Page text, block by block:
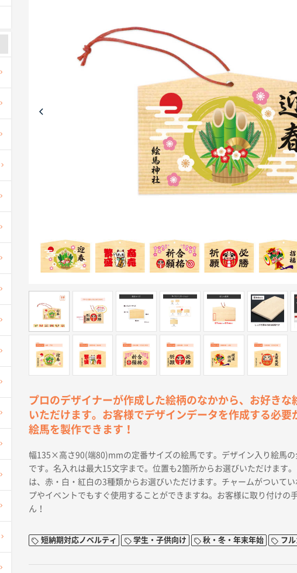
プロのデザイナーが作成した絵柄のなかから、お好きな
いただけます。お客様でデザインデータを作成する必要
絵馬を製作できます！
幅135×高さ90(端80)mmの定番サイズの絵馬です。デザイン入り絵馬の
です。名入れは最大15文字まで。位置も2箇所からお選びいただけます
は、赤・白・紅白の3種類からお選びいただけます。チャームがついて
プやイベントでもすぐ使用することができますね。お客様に取り付けの
ん！
短納期対応ノベルティ 学生・子供向け 秋・冬・年末年始 フ